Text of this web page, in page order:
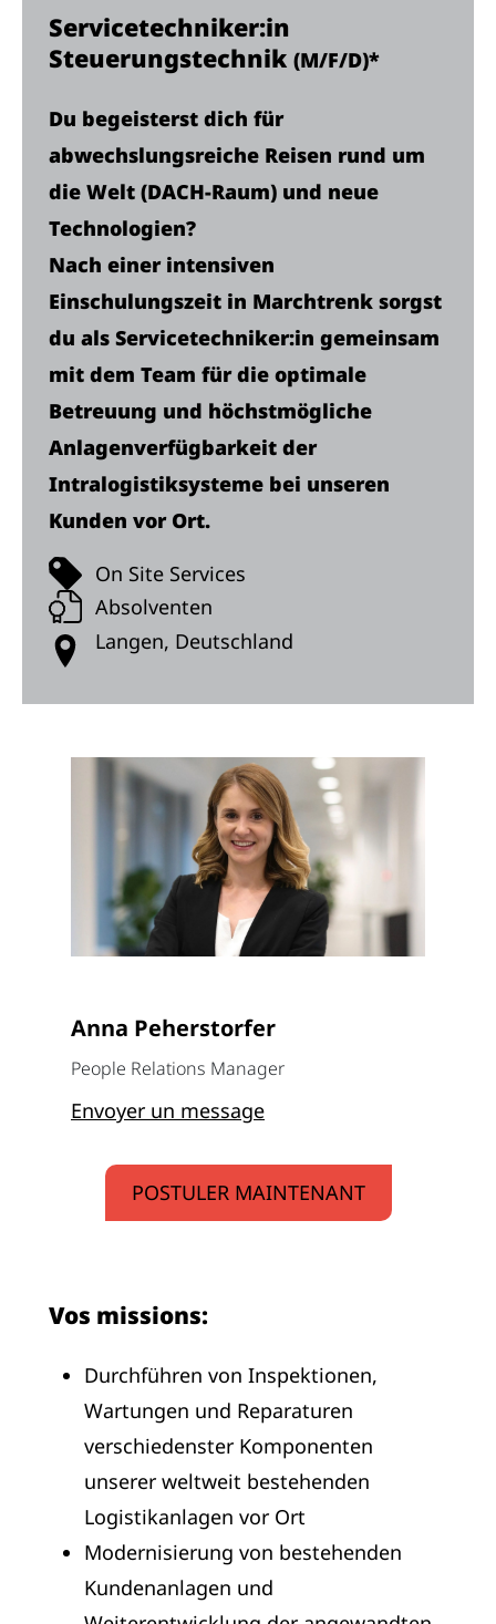
Servicetechniker:in
Steuerungstechnik (M/F/D)*
Du begeisterst dich für
abwechslungsreiche Reisen rund um
die Welt (DACH-Raum) und neue
Technologien?
Nach einer intensiven
Einschulungszeit in Marchtrenk sorgst
du als Servicetechniker:in gemeinsam
mit dem Team für die optimale
Betreuung und höchstmögliche
Anlagenverfügbarkeit der
Intralogistiksysteme bei unseren
Kunden vor Ort.
On Site Services
Absolventen
Langen, Deutschland
Anna Peherstorfer
People Relations Manager
Envoyer un message
POSTULER MAINTENANT
Vos missions:
Durchführen von Inspektionen,
Wartungen und Reparaturen
verschiedenster Komponenten
unserer weltweit bestehenden
Logistikanlagen vor Ort
Modernisierung von bestehenden
Kundenanlagen und